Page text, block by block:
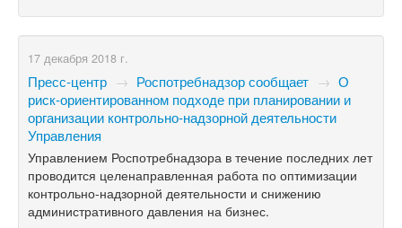
17 декабря 2018 г.
Пресс-центр → Роспотребнадзор сообщает → О
риск-ориентированном подходе при планировании и
организации контрольно-надзорной деятельности
Управления
Управлением Роспотребнадзора в течение последних лет
проводится целенаправленная работа по оптимизации
контрольно-надзорной деятельности и снижению
административного давления на бизнес.